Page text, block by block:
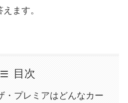
ます。
目次
・プレミアはどんなカー